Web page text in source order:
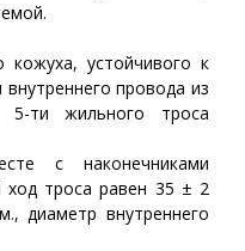
кожуха, устойчивого к
провода из
5-ти жильного троса
с наконечниками
троса равен 35 ± 2
диаметр внутреннего